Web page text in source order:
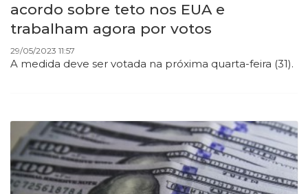
acordo sobre teto nos EUA e
trabalham agora por votos
29/05/2023 11:57
A medida deve ser votada na próxima quarta-feira (31).